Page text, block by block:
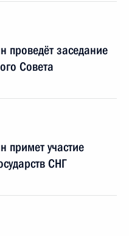
проведёт заседание
Совета
примет участие
СНГ